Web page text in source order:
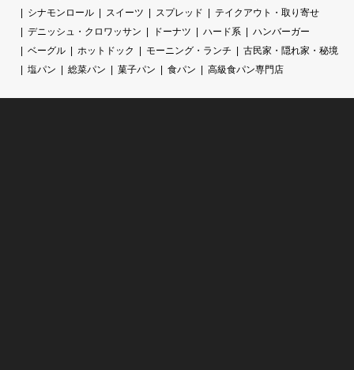
シナモンロール
スイーツ スプレッド
テイクアウト・取り寄せ
デニッシュ・クロワッサン
ドーナツ ハード系
ハンバーガー
ベーグル
ホットドック モーニング・ランチ
古民家・隠れ家・秘境
塩パン
総菜パン 菓子パン 食パン 高級食パン専門店